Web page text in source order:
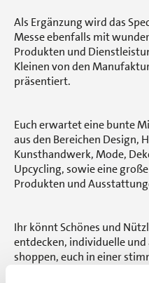
Als Ergänzung wird das
Messe ebenfalls mit
Produkten und
Kleinen von den
präsentiert.
Euch erwartet eine bunte
aus den Bereichen Design,
Kunsthandwerk, Mode,
Upcycling, sowie eine
Produkten und
Ihr könnt Schönes und
entdecken, individuelle
shoppen, euch in einer